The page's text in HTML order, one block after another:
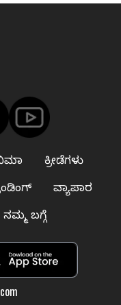
ಕ್ರೀಡೆಗಳು
ವ್ಯಾಪಾರ
ನಮ್ಮ ಬಗ್ಗೆ